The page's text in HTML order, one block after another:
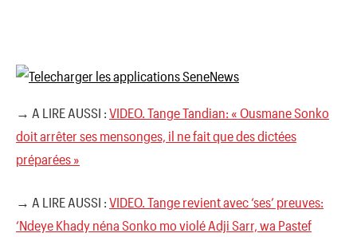
→ A LIRE AUSSI : VIDEO. Tange Tandian: « Ousmane Sonko
doit arrêter ses mensonges, il ne fait que des dictées
préparées »
→ A LIRE AUSSI : VIDEO. Tange revient avec ‘ses’ preuves:
‘Ndeye Khady néna Sonko mo violé Adji Sarr, wa Pastef